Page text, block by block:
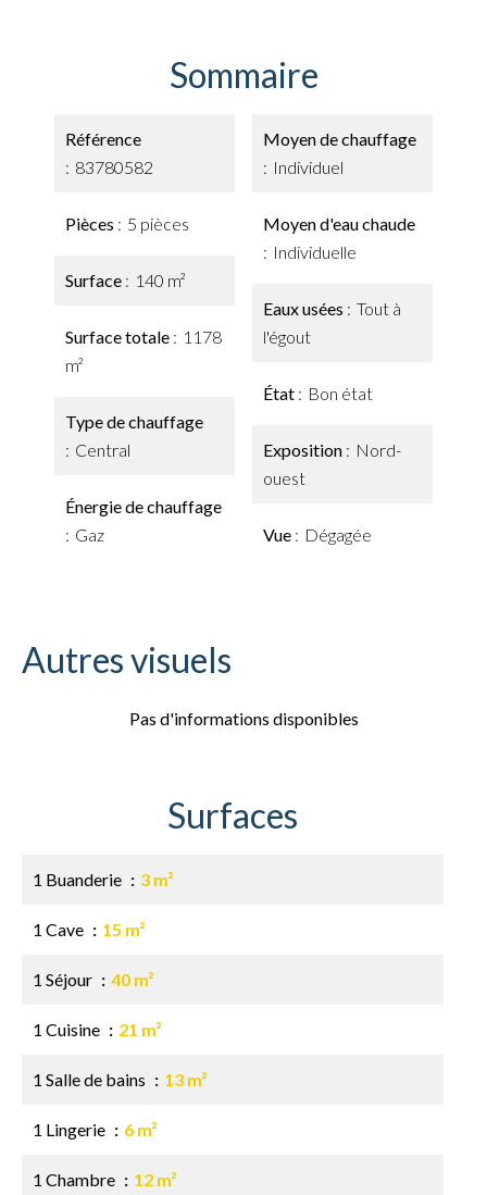
Sommaire
Référence
83780582
Pièces 5 pièces
Surface 140 m²
Surface totale
1178
m²
Type de chauffage
Central
Énergie de chauffage
Gaz
Moyen de chauffage
Individuel
Moyen d'eau chaude
Individuelle
Eaux usées
Tout à
l'égout
État Bon état
Exposition
Nord-
ouest
Vue Dégagée
Autres visuels
Pas d'informations disponibles
Surfaces
1 Buanderie 3 m²
1 Cave 15 m²
1 Séjour 40 m²
1 Cuisine 21 m²
1 Salle de bains 13 m²
1 Lingerie 6 m²
1 Chambre 12 m²